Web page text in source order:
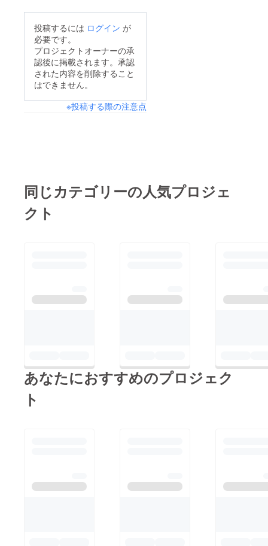
チームにも必ず受け継
がれていくものと信じ
ています。本プロジェ
クトはまもなく終了い
たしますが、いただい
持ちを忘れずに、より
うに、宜しくお願い致
します。この度は、ご
旦、全体での練習はお
休み。痛めた腰など宮
崎での激戦での疲れな
どをしっかり癒し、次
たいと思います。帰路
投稿するには ログイン が
必要です。
プロジェクトオーナーの承
認後に掲載されます。承認
された内容を削除すること
はできません。
※投稿する際の注意点
同じカテゴリーの人気プロジェ
クト
あなたにおすすめのプロジェク
ト